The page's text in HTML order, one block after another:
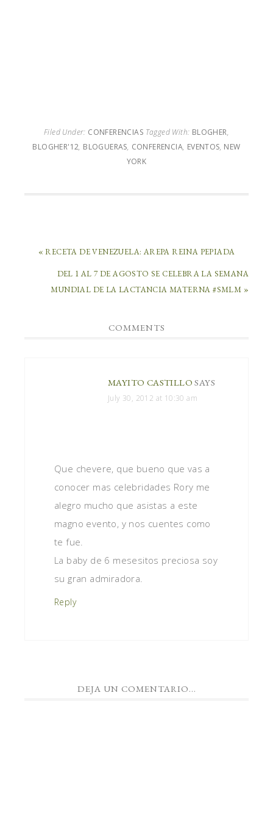
Filed Under: CONFERENCIAS Tagged With: BLOGHER,
BLOGHER'12, BLOGUERAS, CONFERENCIA, EVENTOS, NEW
YORK
« RECETA DE VENEZUELA: AREPA REINA PEPIADA
DEL 1 AL 7 DE AGOSTO SE CELEBRA LA SEMANA
MUNDIAL DE LA LACTANCIA MATERNA #SMLM »
COMMENTS
MAYITO CASTILLO SAYS
July 30, 2012 at 10:30 am
Que chevere, que bueno que vas a
conocer mas celebridades Rory me
alegro mucho que asistas a este
magno evento, y nos cuentes como
te fue.
La baby de 6 mesesitos preciosa soy
su gran admiradora.
Reply
DEJA UN COMENTARIO...